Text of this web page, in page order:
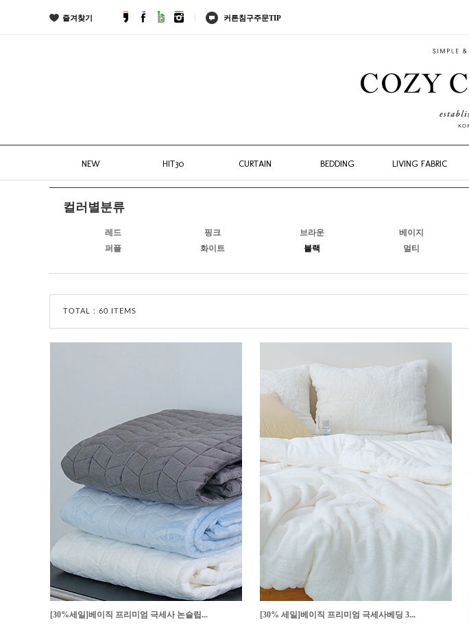
즐겨찾기 커튼침구주문TIP
NEW HIT30 CURTAIN BEDDING LIVING FABRIC
컬러별분류
레드 핑크 브라운 베이지
퍼플
화이트 블랙 멀티
TOTAL : 60 ITEMS
[30%세일]베이직 프리미엄 극세사 논슬립... [30% 세일]베이직 프리미엄 극세사베딩 3...